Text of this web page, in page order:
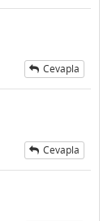
Cevapla
Cevapla